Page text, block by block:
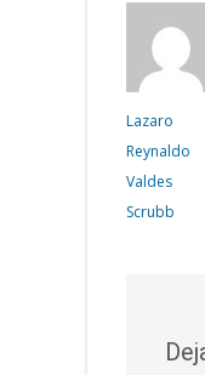
Lazaro
Reynaldo
Valdes
Scrubb